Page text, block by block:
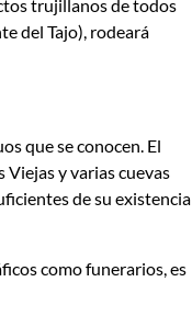
trujillanos de todos
del Tajo), rodeará
que se conocen. El
y varias cuevas
de su existencia
como funerarios, es